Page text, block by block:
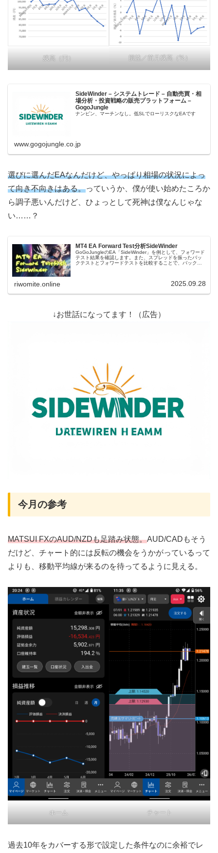
残高（円） 損益／前月残高（%）
SideWinder – システムトレード – 自動売買・相
場分析・投資戦略の販売プラットフォーム –
GogoJungle
ナンピン、マーチンなし。低SLでローリスクなEAです
www.gogojungle.co.jp
選びに選んだEAなんだけど、やっぱり相場の状況によっ
て向き不向きはある。っていうか、僕が使い始めたころか
ら調子悪いんだけど、ひょっとして死神は僕なんじゃな
い……？
MT4 EA Forward Test分析SideWinder
GoGoJungleのEA「SideWinder」を例として、フォワード
テスト結果を確認します。また、スプレッドを振ったバッ
クテストとフォワードテストを比較することで、バックテ
riwomite.online 2025.09.28
↓お世話になってます！（広告）
今月の参考
MATSUI FXのAUD/NZDも足踏み状態。AUD/CADもそう
だけど、チャート的には反転の機会をうかがっているって
よりも、移動平均線が来るのを待ってるように見える。
ホーム チャート
過去10年をカバーする形で設定した条件なのに余裕でレ